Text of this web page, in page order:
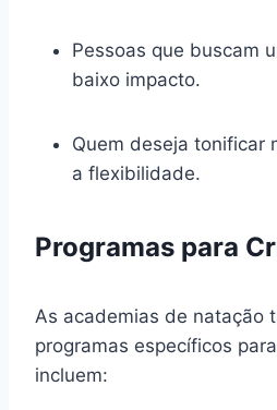
Pessoas que buscam
baixo impacto.
Quem deseja tonificar
a flexibilidade.
Programas para
As academias de natação
programas específicos
incluem: